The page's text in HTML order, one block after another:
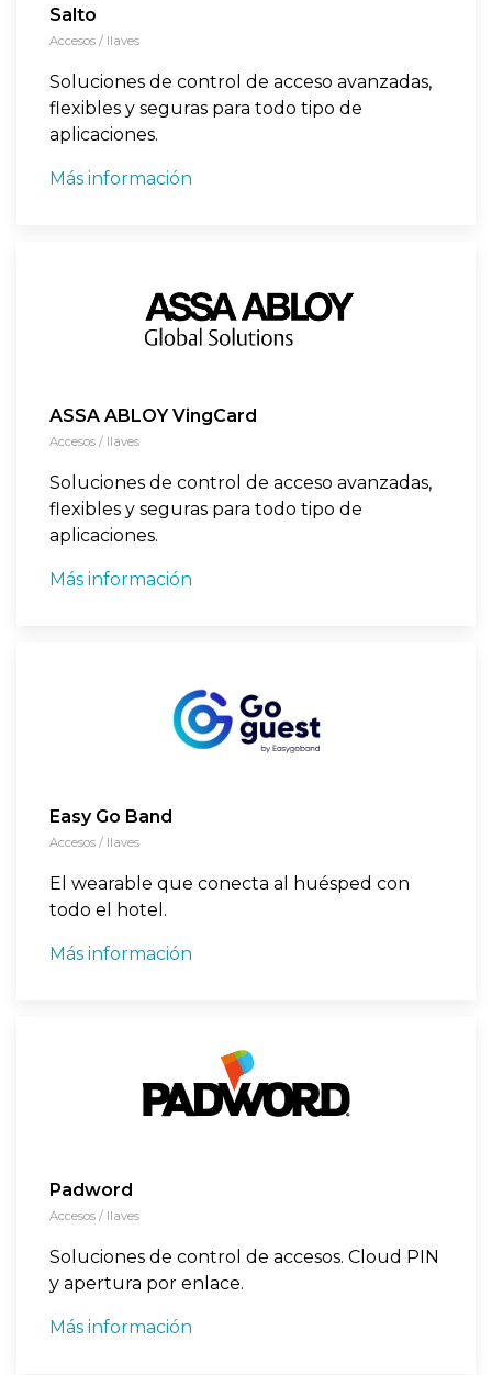
Salto
Accesos / llaves
Soluciones de control de acceso avanzadas,
flexibles y seguras para todo tipo de
aplicaciones.
Más información
ASSA ABLOY VingCard
Accesos / llaves
Soluciones de control de acceso avanzadas,
flexibles y seguras para todo tipo de
aplicaciones.
Más información
Easy Go Band
Accesos / llaves
El wearable que conecta al huésped con
todo el hotel.
Más información
Padword
Accesos / llaves
Soluciones de control de accesos. Cloud PIN
y apertura por enlace.
Más información